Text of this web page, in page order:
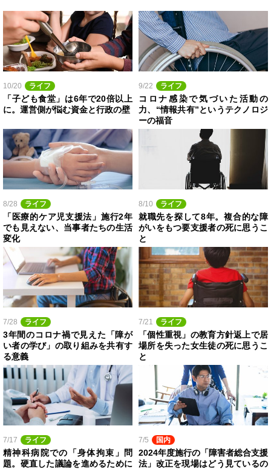
10/20 ライフ
「子ども食堂」は6年で20倍以上
に。運営側が悩む資金と行政の壁
9/22 ライフ
コロナ感染で気づいた活動の
力、“情報共有”というテクノロジ
ーの福音
8/28 ライフ
「医療的ケア児支援法」施行2年
でも見えない、当事者たちの生活
変化
8/10 ライフ
就職先を探して8年。複合的な障
がいをもつ要支援者の死に思うこ
と
7/28 ライフ
3年間のコロナ禍で見えた「障が
い者の学び」の取り組みを共有す
る意義
7/21 ライフ
「個性重視」の教育方針返上で居
場所を失った女生徒の死に思うこ
と
7/17 ライフ
精神科病院での「身体拘束」問
題。硬直した議論を進めるために
7/5 国内
2024年度施行の「障害者総合支援
法」改正を現場はどう見ているの